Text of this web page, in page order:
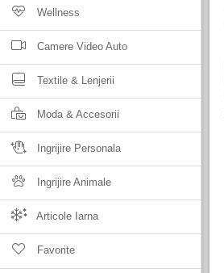
Wellness
Camere Video Auto
Textile & Lenjerii
Moda & Accesorii
Ingrijire Personala
Ingrijire Animale
Articole Iarna
Favorite